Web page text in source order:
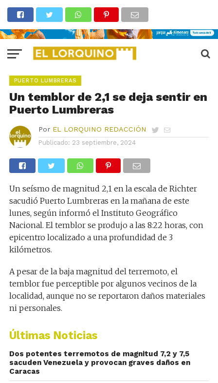
PUERTO LUMBRERAS
Un temblor de 2,1 se deja sentir en
Puerto Lumbreras
Por EL LORQUINO REDACCIÓN
Publicado: 23 septiembre, 2024
Un seísmo de magnitud 2,1 en la escala de Richter
sacudió Puerto Lumbreras en la mañana de este
lunes, según informó el Instituto Geográfico
Nacional. El temblor se produjo a las 8:22 horas, con
epicentro localizado a una profundidad de 3
kilómetros.
A pesar de la baja magnitud del terremoto, el
temblor fue perceptible por algunos vecinos de la
localidad, aunque no se reportaron daños materiales
ni personales.
Últimas Noticias
Dos potentes terremotos de magnitud 7,2 y 7,5
sacuden Venezuela y provocan graves daños en
Caracas